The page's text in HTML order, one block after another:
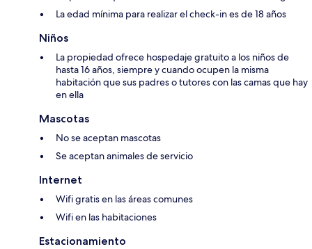
La edad mínima para realizar el check-in es de 18 años
Niños
La propiedad ofrece hospedaje gratuito a los niños de
hasta 16 años, siempre y cuando ocupen la misma
habitación que sus padres o tutores con las camas que hay
en ella
Mascotas
No se aceptan mascotas
Se aceptan animales de servicio
Internet
Wifi gratis en las áreas comunes
Wifi en las habitaciones
Estacionamiento